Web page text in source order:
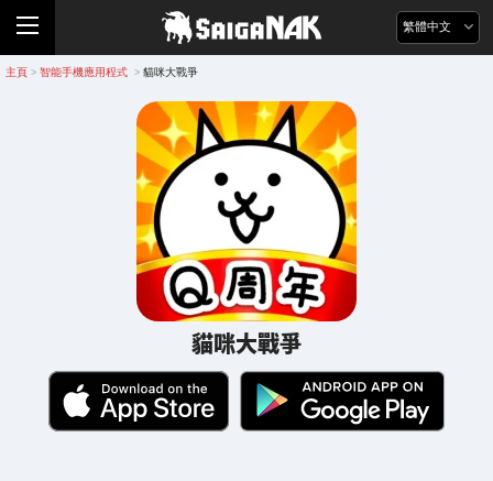
繁體中文
主頁 > 智能手機應用程式 > 貓咪大戰爭
貓咪大戰爭